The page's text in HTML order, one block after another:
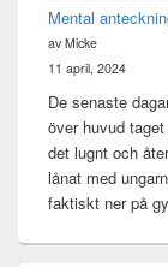
Mental
av Micke
11 april, 2024
De senaste
över huvud
det lugnt och
lånat med
faktiskt ner på